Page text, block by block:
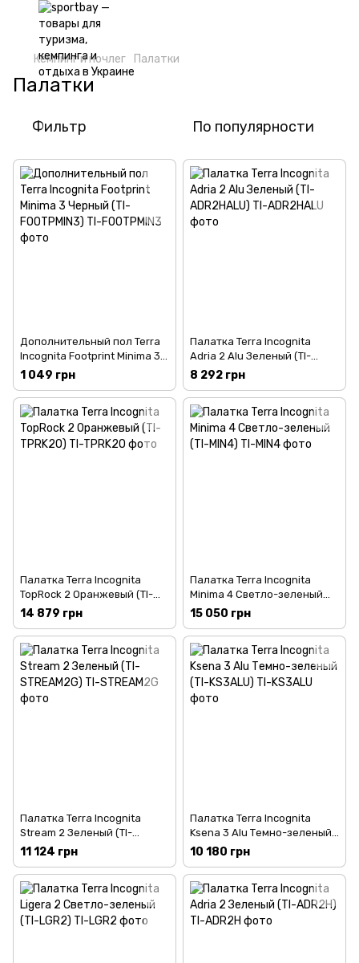
Кемпинг и ночлег Палатки
Палатки
Фильтр По популярности
Дополнительный пол Terra
Incognita Footprint Minima 3
Черный (TI-FOOTPMIN3)
1 049 грн
Палатка Terra Incognita
Adria 2 Alu Зеленый (TI-
ADR2HALU)
8 292 грн
Палатка Terra Incognita
TopRock 2 Оранжевый (TI-
TPRK2O)
14 879 грн
Палатка Terra Incognita
Minima 4 Светло-зеленый
(TI-MIN4)
15 050 грн
Палатка Terra Incognita
Stream 2 Зеленый (TI-
STREAM2G)
11 124 грн
Палатка Terra Incognita
Ksena 3 Alu Темно-зеленый
(TI-KS3ALU)
10 180 грн